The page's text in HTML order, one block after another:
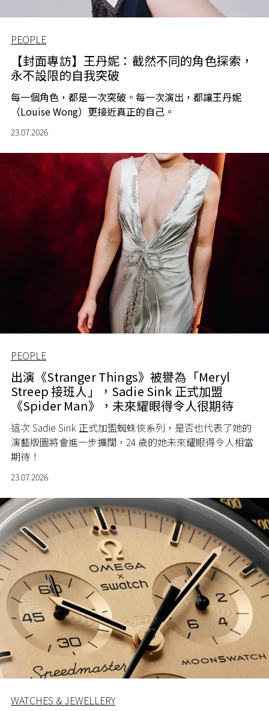
PEOPLE
【封面專訪】王丹妮：截然不同的角色探索，
永不設限的自我突破
每一個角色，都是一次突破。每一次演出，都讓王丹妮
（Louise Wong）更接近真正的自己。
23.07.2026
PEOPLE
出演《Stranger Things》被譽為「Meryl
Streep 接班人」，Sadie Sink 正式加盟
《Spider Man》，未來耀眼得令人很期待
這次 Sadie Sink 正式加盟蜘蛛俠系列，是否也代表了她的
演藝版圖將會進一步擴闊，24 歲的她未來耀眼得令人相當
期待！
23.07.2026
WATCHES & JEWELLERY